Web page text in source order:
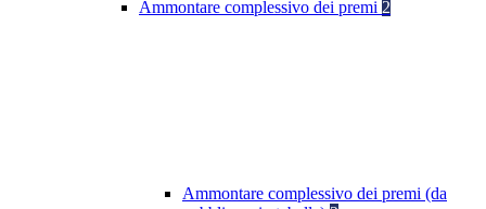
Ammontare complessivo dei premi 2
Ammontare complessivo dei premi (da